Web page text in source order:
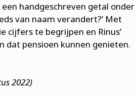
handgeschreven getal onder
van naam verandert?’ Met
cijfers te begrijpen en Rinus’
pensioen kunnen genieten.
2022)